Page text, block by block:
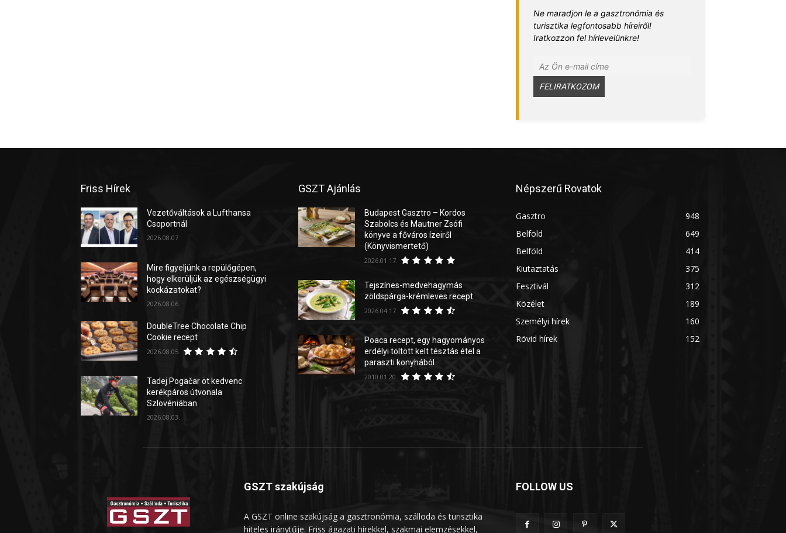
Ne maradjon le a gasztronómia és
turisztika legfontosabb híreiről!
Iratkozzon fel hírlevelünkre!
Friss Hírek
Vezetőváltások a Lufthansa
Csoportnál
2026.08.07.
Mire figyeljünk a repülőgépen,
hogy elkerüljük az egészségügyi
kockázatokat?
2026.08.06.
DoubleTree Chocolate Chip
Cookie recept
2026.08.05.
Tadej Pogačar öt kedvenc
kerékpáros útvonala
Szlovéniában
2026.08.03.
GSZT Ajánlás
Budapest Gasztro – Kordos
Szabolcs és Mautner Zsófi
könyve a főváros ízeiről
(Könyvismertető)
2026.01.17.
Tejszínes-medvehagymás
zöldspárga-krémleves recept
2026.04.17.
Poaca recept, egy hagyományos
erdélyi töltött kelt tésztás étel a
paraszti konyhából
2010.01.20.
Népszerű Rovatok
Gasztro
948
Belföld
649
Belföld
414
Kiutaztatás
375
Fesztivál
312
Közélet
189
Személyi hírek
160
Rövid hírek
152
GSZT szakújság
A GSZT online szakújság a gasztronómia, szálloda és turisztika
hiteles iránytűje. Friss ágazati hírekkel, szakmai elemzésekkel,
FOLLOW US